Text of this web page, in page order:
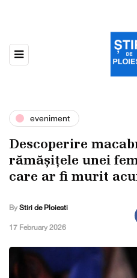
eveniment
Descoperire
rămășițele unei
care ar fi murit
By Stiri de Ploiesti
,17 February 2026